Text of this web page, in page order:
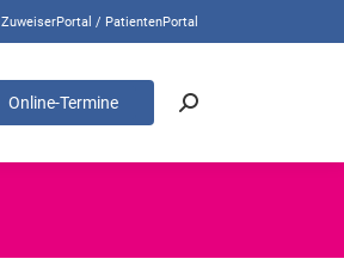
ZuweiserPortal / PatientenPortal
Online-Termine Search:
Online-Termine